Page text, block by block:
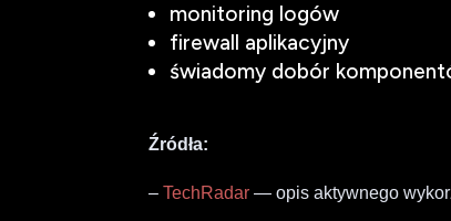
monitoring logów
firewall aplikacyjny
świadomy dobór
Źródła:
–TechRadar— opis aktywnego